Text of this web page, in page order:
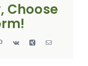
Choose
PinterestVk Xing Correo